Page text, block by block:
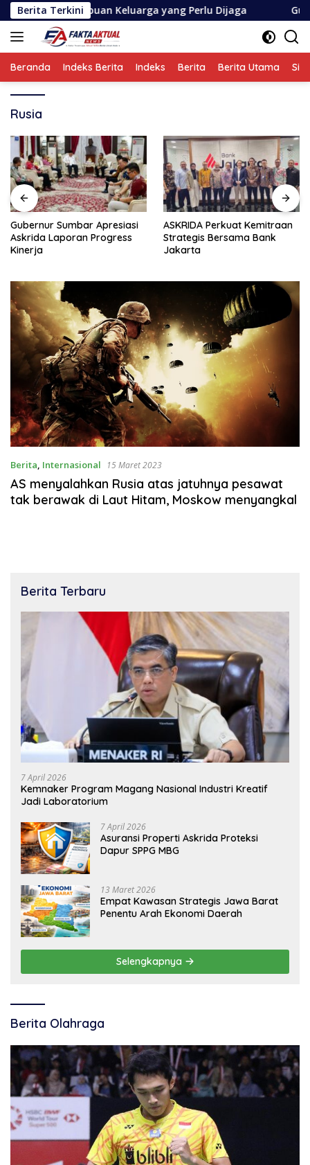
Langsung
ke
konten
Berita TerkiniRibuan Keluarga yang Perlu Dijaga
Beranda Indeks Berita Indeks Berita Berita Utama
Rusia
Gubernur Sumbar Apresiasi
Askrida Laporan Progress
Kinerja
ASKRIDA Perkuat Kemitraan
Strategis Bersama Bank
Jakarta
Berita, Internasional 15 Maret 2023
AS menyalahkan Rusia atas jatuhnya pesawat
tak berawak di Laut Hitam, Moskow menyangkal
Berita Terbaru
7 April 2026
Kemnaker Program Magang Nasional Industri Kreatif
Jadi Laboratorium
7 April 2026
Asuransi Properti Askrida Proteksi
Dapur SPPG MBG
13 Maret 2026
Empat Kawasan Strategis Jawa Barat
Penentu Arah Ekonomi Daerah
Selengkapnya
Berita Olahraga